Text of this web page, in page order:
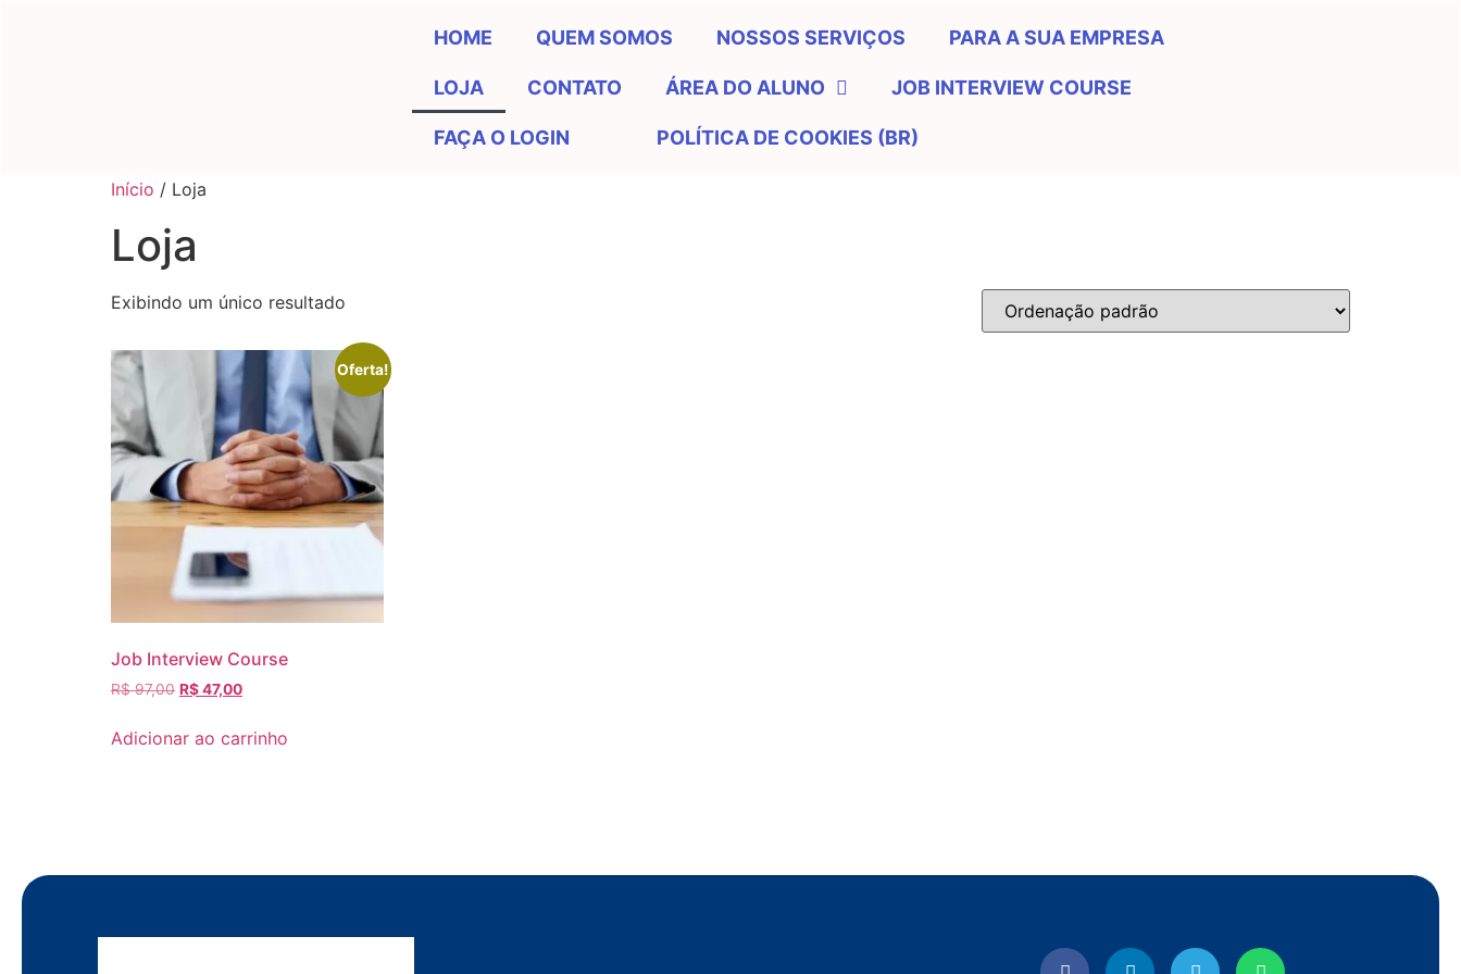
HOME QUEM SOMOS NOSSOS SERVIÇOS PARA A SUA EMPRESA
LOJA CONTATO ÁREA DO ALUNO JOB INTERVIEW COURSE
FAÇA O LOGIN POLÍTICA DE COOKIES (BR)
Início / Loja
Loja
Exibindo um único resultado
Oferta!
Job Interview Course
R$97,00 R$47,00
Adicionar ao carrinho